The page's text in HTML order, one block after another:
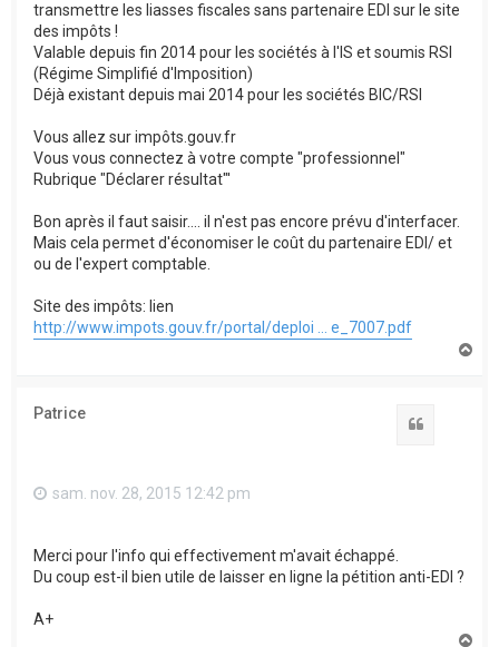
transmettre les liasses fiscales sans partenaire EDI sur le site
des impôts !
Valable depuis fin 2014 pour les sociétés à l'IS et soumis RSI
(Régime Simplifié d'Imposition)
Déjà existant depuis mai 2014 pour les sociétés BIC/RSI
Vous allez sur impôts.gouv.fr
Vous vous connectez à votre compte "professionnel"
Rubrique "Déclarer résultat"'
Bon après il faut saisir.... il n'est pas encore prévu d'interfacer.
Mais cela permet d'économiser le coût du partenaire EDI/ et
ou de l'expert comptable.
Site des impôts: lien
http://www.impots.gouv.fr/portal/deploi ... e_7007.pdf
Patrice
sam. nov. 28, 2015 12:42 pm
Merci pour l'info qui effectivement m'avait échappé.
Du coup est-il bien utile de laisser en ligne la pétition anti-EDI ?
A+